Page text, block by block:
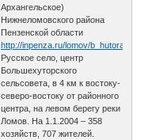
Архангельское)
Нижнеломовского района
Пензенской области
http://inpenza.ru/lomov/b_hutora.php
Русское село, центр
Большехуторского
сельсовета, в 4 км к востоку-
северо-востоку от районного
центра, на левом берегу реки
Ломов. На 1.1.2004 – 358
хозяйств, 707 жителей.